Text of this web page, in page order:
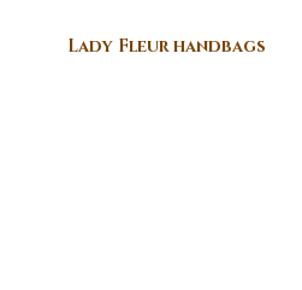
Lady Fleur handbags